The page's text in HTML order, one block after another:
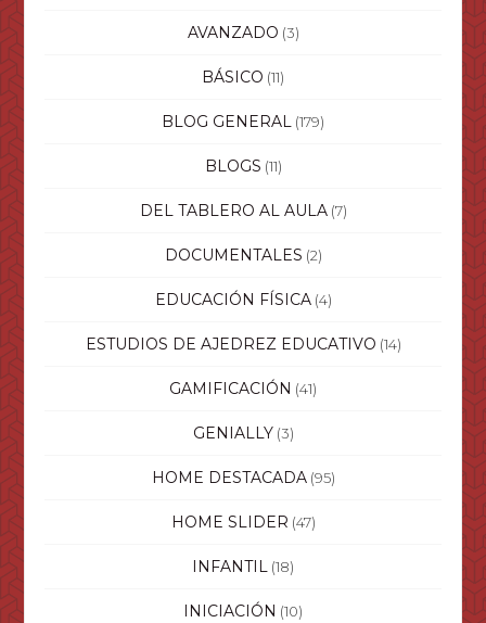
AVANZADO (3)
BÁSICO (11)
BLOG GENERAL (179)
BLOGS (11)
DEL TABLERO AL AULA(7)
DOCUMENTALES (2)
EDUCACIÓN FÍSICA(4)
ESTUDIOS DE AJEDREZ EDUCATIVO (14)
GAMIFICACIÓN (41)
GENIALLY(3)
HOME DESTACADA(95)
HOME SLIDER (47)
INFANTIL (18)
INICIACIÓN (10)